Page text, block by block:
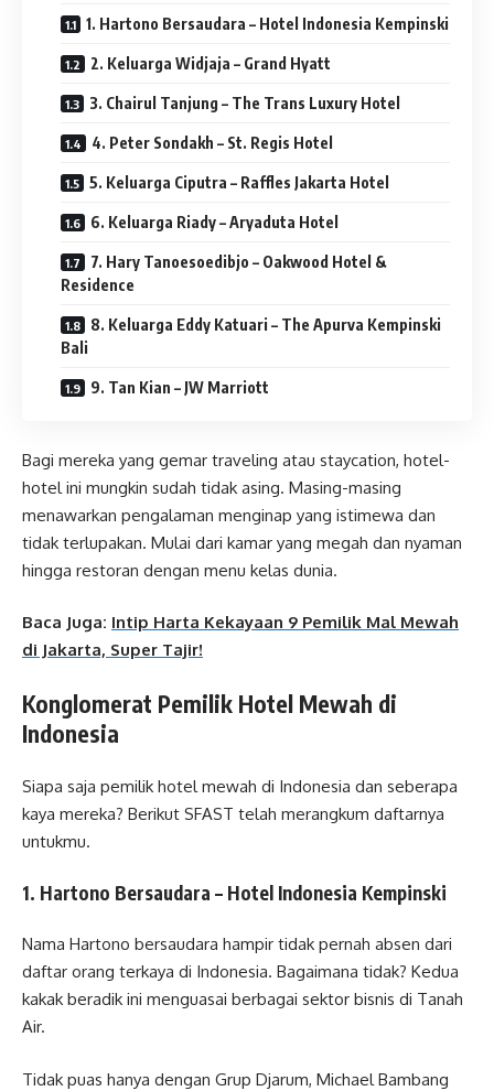
1. Hartono Bersaudara – Hotel Indonesia Kempinski
2. Keluarga Widjaja – Grand Hyatt
3. Chairul Tanjung – The Trans Luxury Hotel
4. Peter Sondakh – St. Regis Hotel
5. Keluarga Ciputra – Raffles Jakarta Hotel
6. Keluarga Riady – Aryaduta Hotel
7. Hary Tanoesoedibjo – Oakwood Hotel &
Residence
8. Keluarga Eddy Katuari – The Apurva Kempinski
Bali
9. Tan Kian – JW Marriott
Bagi mereka yang gemar traveling atau staycation, hotel-
hotel ini mungkin sudah tidak asing. Masing-masing
menawarkan pengalaman menginap yang istimewa dan
tidak terlupakan. Mulai dari kamar yang megah dan nyaman
hingga restoran dengan menu kelas dunia.
Baca Juga: Intip Harta Kekayaan 9 Pemilik Mal Mewah
di Jakarta, Super Tajir!
Konglomerat Pemilik Hotel Mewah di
Indonesia
Siapa saja pemilik hotel mewah di Indonesia dan seberapa
kaya mereka? Berikut SFAST telah merangkum daftarnya
untukmu.
1. Hartono Bersaudara – Hotel Indonesia Kempinski
Nama Hartono bersaudara hampir tidak pernah absen dari
daftar orang terkaya di Indonesia. Bagaimana tidak? Kedua
kakak beradik ini menguasai berbagai sektor bisnis di Tanah
Air.
Tidak puas hanya dengan Grup Djarum, Michael Bambang